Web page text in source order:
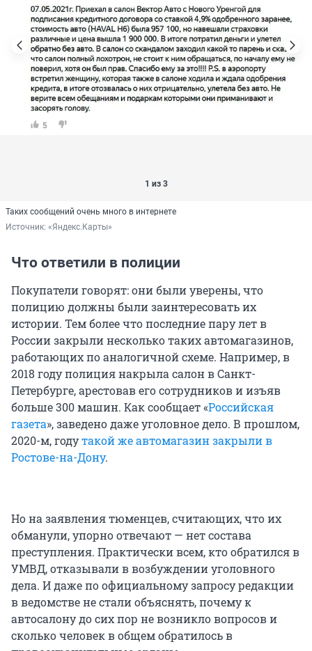
1 из 3
Таких сообщений очень много в интернете
Источник: «Яндекс.Карты»
Что ответили в полиции
Покупатели говорят: они были уверены, что
полицию должны были заинтересовать их
истории. Тем более что последние пару лет в
России закрыли несколько таких автомагазинов,
работающих по аналогичной схеме. Например, в
2018 году полиция накрыла салон в Санкт-
Петербурге, арестовав его сотрудников и изъяв
больше 300 машин. Как сообщает «Российская
газета», заведено даже уголовное дело. В прошлом,
2020-м, годутакой же автомагазин закрыли в
Ростове-на-Дону.
Но на заявления тюменцев, считающих, что их
обманули, упорно отвечают — нет состава
преступления. Практически всем, кто обратился в
УМВД, отказывали в возбуждении уголовного
дела. И даже по официальному запросу редакции
в ведомстве не стали объяснять, почему к
автосалону до сих пор не возникло вопросов и
сколько человек в общем обратилось в